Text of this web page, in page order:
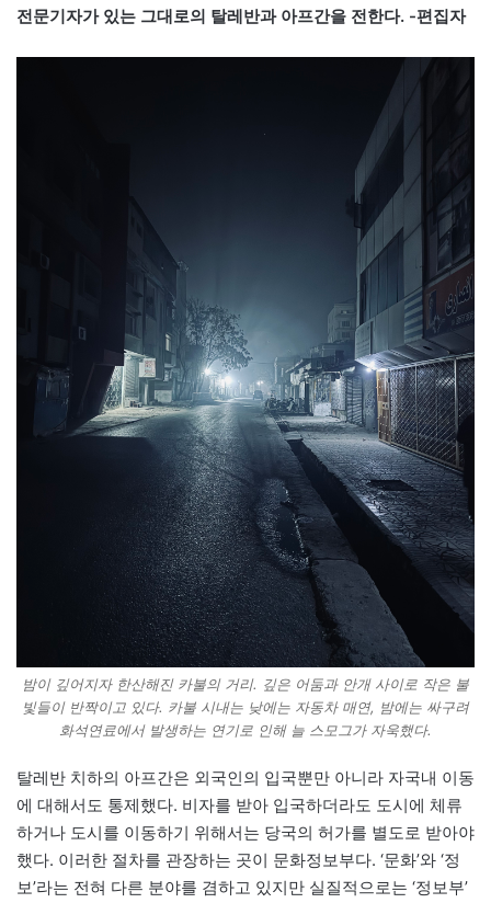
전문기자가 있는 그대로의 탈레반과 아프간을 전한다. -편집자
밤이 깊어지자 한산해진 카불의 거리. 깊은 어둠과 안개 사이로 작은 불
빛들이 반짝이고 있다. 카불 시내는 낮에는 자동차 매연, 밤에는 싸구려
화석연료에서 발생하는 연기로 인해 늘 스모그가 자욱했다.
탈레반 치하의 아프간은 외국인의 입국뿐만 아니라 자국내 이동
에 대해서도 통제했다. 비자를 받아 입국하더라도 도시에 체류
하거나 도시를 이동하기 위해서는 당국의 허가를 별도로 받아야
했다. 이러한 절차를 관장하는 곳이 문화정보부다. ‘문화’와 ‘정
보’라는 전혀 다른 분야를 겸하고 있지만 실질적으로는 ‘정보부’